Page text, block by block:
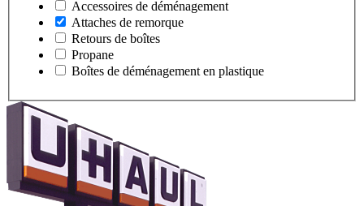
Accessoires de déménagement
Attaches de remorque
Retours de boîtes
Propane
Boîtes de déménagement en plastique